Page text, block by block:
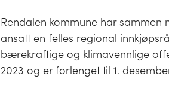
Rendalen kommune har sammen
ansatt en felles regional
bærekraftige og klimavennlige
2023 og er forlenget til 1.